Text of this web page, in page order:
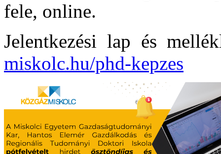
fele, online.
Jelentkezési lap és
miskolc.hu/phd-kepzes